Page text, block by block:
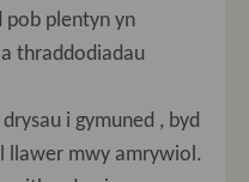
pob plentyn yn
thraddodiadau
i gymuned , byd
llawer mwy amrywiol.